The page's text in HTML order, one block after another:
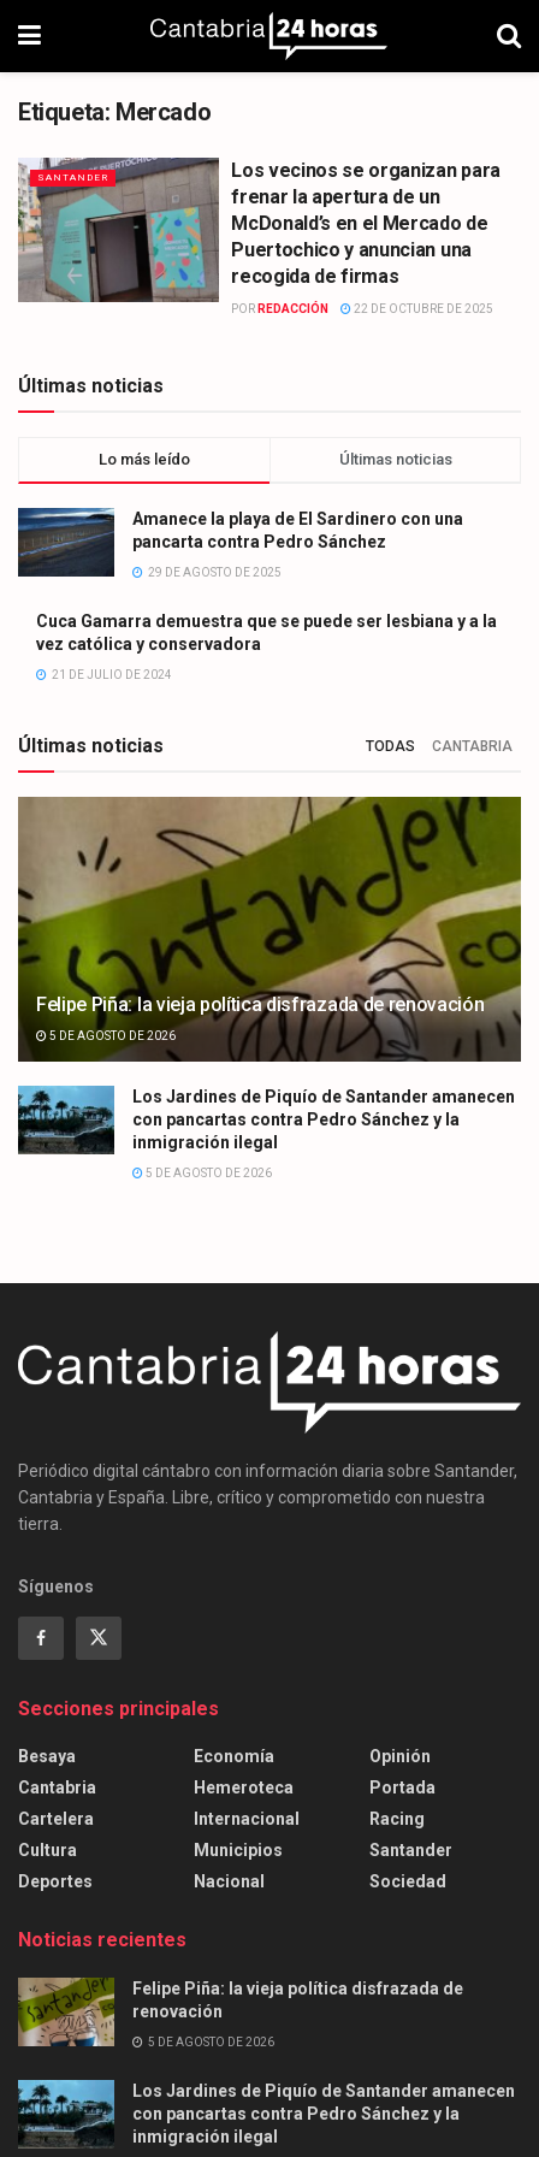
Etiqueta: Mercado
SANTANDER
Los vecinos se organizan para
frenar la apertura de un
McDonald’s en el Mercado de
Puertochico y anuncian una
recogida de firmas
POR REDACCIÓN 22 DE OCTUBRE DE 2025
Últimas noticias
Lo más leído Últimas noticias
Amanece la playa de El Sardinero con una
pancarta contra Pedro Sánchez
29 DE AGOSTO DE 2025
Cuca Gamarra demuestra que se puede ser lesbiana y a la
vez católica y conservadora
21 DE JULIO DE 2024
Últimas noticias TODAS CANTABRIA
Felipe Piña: la vieja política disfrazada de renovación
5 DE AGOSTO DE 2026
Los Jardines de Piquío de Santander amanecen
con pancartas contra Pedro Sánchez y la
inmigración ilegal
5 DE AGOSTO DE 2026
Periódico digital cántabro con información diaria sobre Santander,
Cantabria y España. Libre, crítico y comprometido con nuestra
tierra.
Síguenos
Secciones principales
Besaya
Cantabria
Cartelera
Cultura
Deportes
Economía
Hemeroteca
Internacional
Municipios
Nacional
Opinión
Portada
Racing
Santander
Sociedad
Noticias recientes
Felipe Piña: la vieja política disfrazada de
renovación
5 DE AGOSTO DE 2026
Los Jardines de Piquío de Santander amanecen
con pancartas contra Pedro Sánchez y la
inmigración ilegal